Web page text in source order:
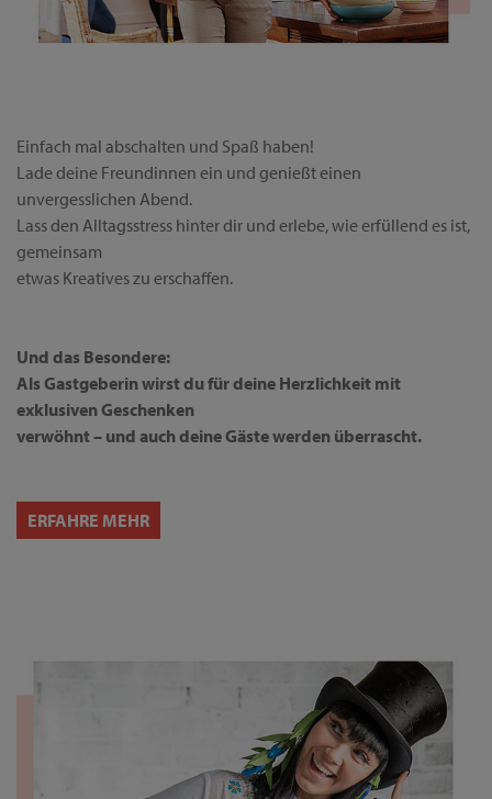
Einfach mal abschalten und Spaß haben!
Lade deine Freundinnen ein und genießt einen
unvergesslichen Abend.
Lass den Alltagsstress hinter dir und erlebe, wie erfüllend es ist,
gemeinsam
etwas Kreatives zu erschaffen.
Und das Besondere:
Als Gastgeberin wirst du für deine Herzlichkeit mit
exklusiven Geschenken
verwöhnt – und auch deine Gäste werden überrascht.
ERFAHRE MEHR